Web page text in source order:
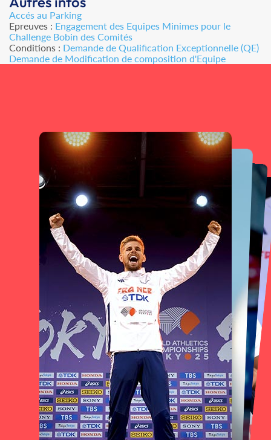
Accés au Parking
Epreuves : Engagement des Equipes Minimes pour le
Challenge Bobin des Comités
Conditions : Demande de Qualification Exceptionnelle (QE)
Demande de Modification de composition d'Equipe